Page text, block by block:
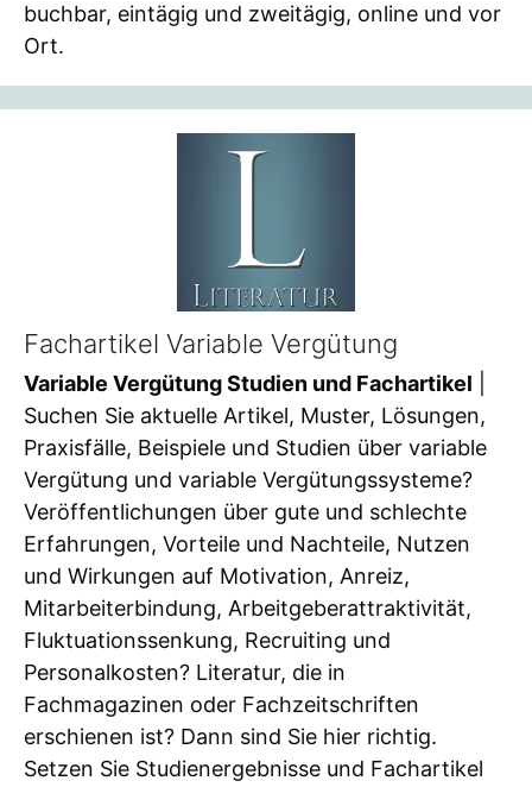
buchbar, eintägig und zweitägig, online und vor
Ort.
Fachartikel Variable Vergütung
Variable Vergütung Studien und Fachartikel
Suchen Sie aktuelle Artikel, Muster, Lösungen,
Praxisfälle, Beispiele und Studien über variable
Vergütung und variable Vergütungssysteme?
Veröffentlichungen über gute und schlechte
Erfahrungen, Vorteile und Nachteile, Nutzen
und Wirkungen auf Motivation, Anreiz,
Mitarbeiterbindung, Arbeitgeberattraktivität,
Fluktuationssenkung, Recruiting und
Personalkosten? Literatur, die in
Fachmagazinen oder Fachzeitschriften
erschienen ist? Dann sind Sie hier richtig.
Setzen Sie Studienergebnisse und Fachartikel